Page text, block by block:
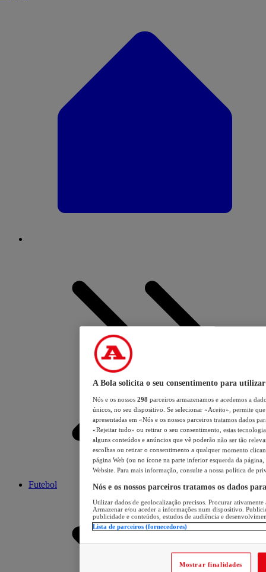
Futebol
A Bola solicita o seu consentimento para utilizar
Nós e os nossos 298 parceiros armazenamos e acedemos a
únicos, no seu dispositivo. Se selecionar «Aceito», permite
apresentadas em «Nós e os nossos parceiros tratamos dados
«Rejeitar tudo» ou retirar o seu consentimento, estas
alguns conteúdos e anúncios que vê poderão não ser tão
escolhas ou retirar o consentimento a qualquer momento
página Web (ou no ícone na parte inferior esquerda da página,
Website. Para mais informação, consulte a nossa política de
Nós e os nossos parceiros tratamos os dados
Utilizar dados de geolocalização precisos. Procurar
Armazenar e/ou aceder a informações num dispositivo.
publicidade e conteúdos, estudos de audiência e
Lista de parceiros (fornecedores)
Mostrar finalidades